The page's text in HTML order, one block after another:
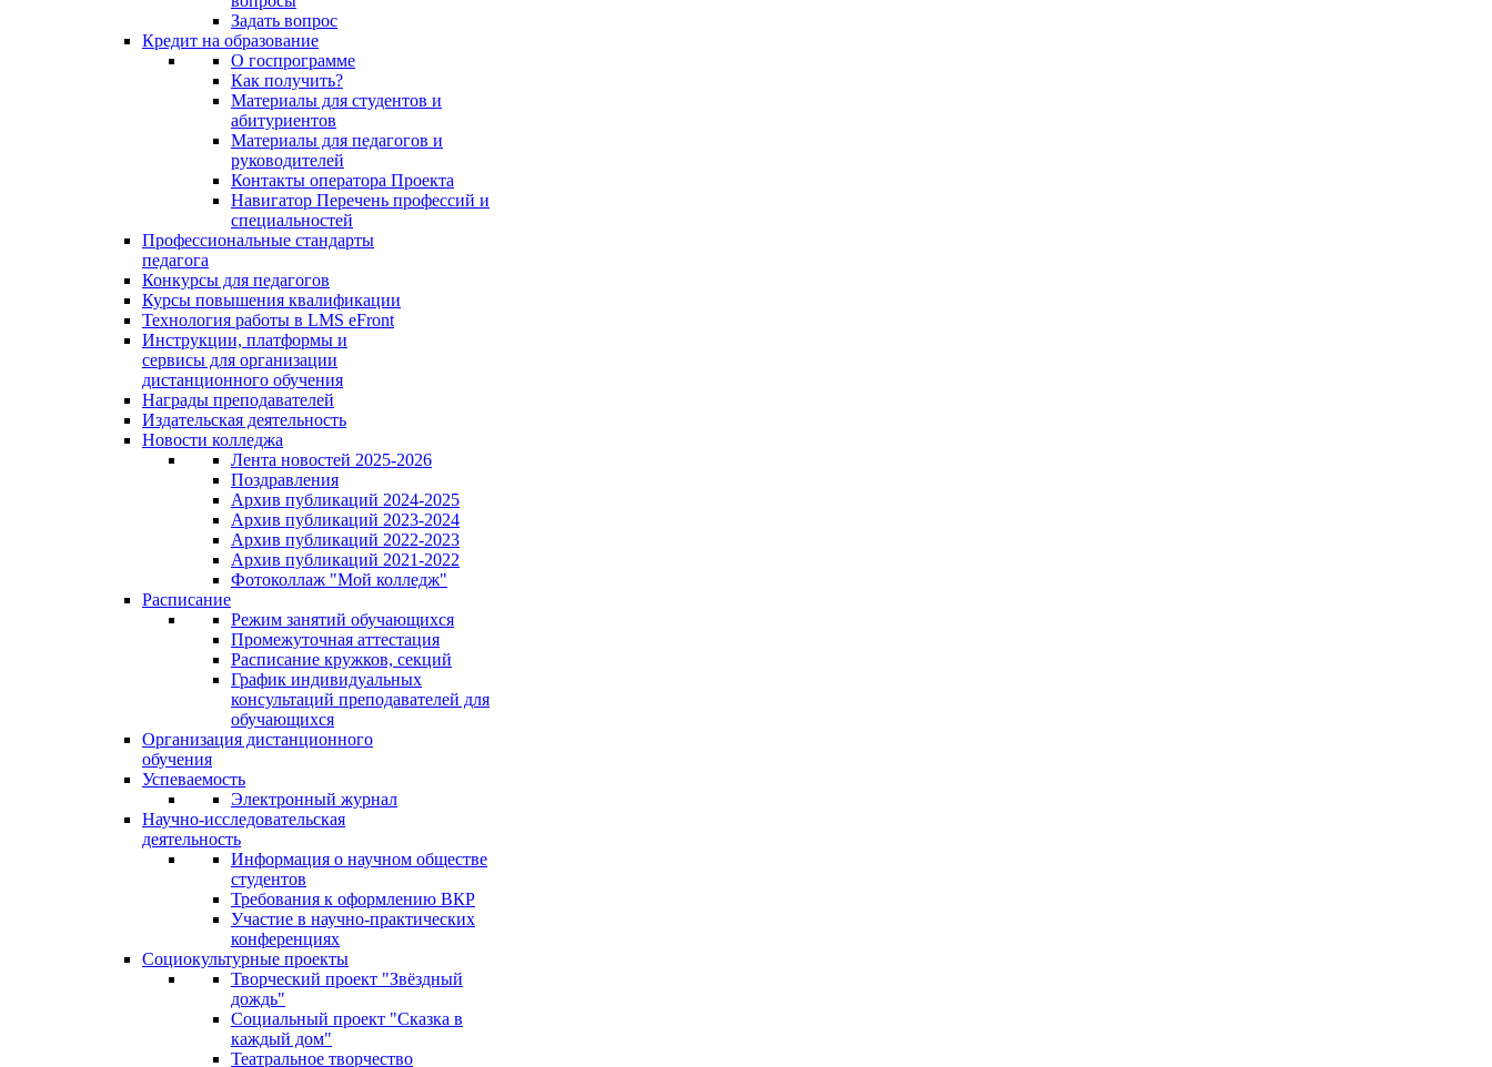
Задать вопрос
Кредит на образование
О госпрограмме
Как получить?
Материалы для студентов и
абитуриентов
Материалы для педагогов и
руководителей
Контакты оператора Проекта
Навигатор Перечень профессий и
специальностей
Профессиональные стандарты
педагога
Конкурсы для педагогов
Курсы повышения квалификации
Технология работы в LMS eFront
Инструкции, платформы и
сервисы для организации
дистанционного обучения
Награды преподавателей
Издательская деятельность
Новости колледжа
Лента новостей 2025-2026
Поздравления
Архив публикаций 2024-2025
Архив публикаций 2023-2024
Архив публикаций 2022-2023
Архив публикаций 2021-2022
Фотоколлаж "Мой колледж"
Расписание
Режим занятий обучающихся
Промежуточная аттестация
Расписание кружков, секций
График индивидуальных
консультаций преподавателей для
обучающихся
Организация дистанционного
обучения
Успеваемость
Электронный журнал
Научно-исследовательская
деятельность
Информация о научном обществе
студентов
Требования к оформлению ВКР
Участие в научно-практических
конференциях
Социокультурные проекты
Творческий проект "Звёздный
дождь"
Социальный проект "Сказка в
каждый дом"
Театральное творчество